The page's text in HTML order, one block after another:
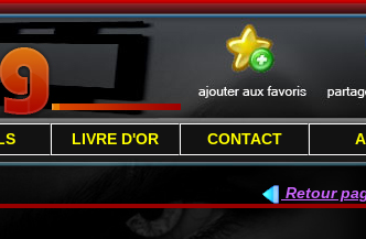
LIVRE D'OR CONTACT
Retour